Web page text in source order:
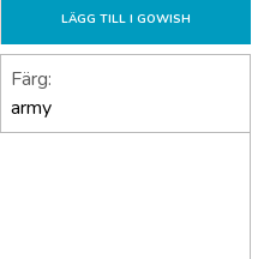
LÄGG TILL I GOWISH
Färg:
army